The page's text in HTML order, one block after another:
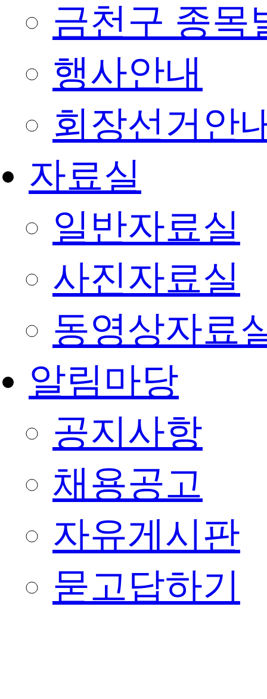
금천구 종목
행사안내
회장선거안
자료실
일반자료실
사진자료실
동영상자료
알림마당
공지사항
채용공고
자유게시판
묻고답하기